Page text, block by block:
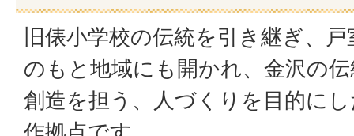
旧俵小学校の伝統を引き継ぎ、
のもと地域にも開かれ、金沢の
創造を担う、人づくりを目的に